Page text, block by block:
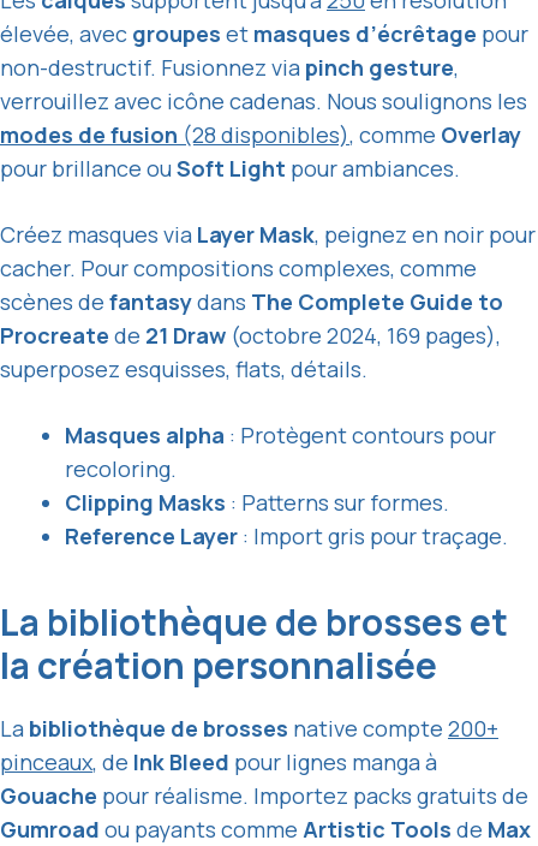
élevée, avec groupes et masques d’écrêtage pour
non-destructif. Fusionnez via pinch gesture,
verrouillez avec icône cadenas. Nous soulignons les
modes de fusion (28 disponibles), comme Overlay
pour brillance ouSoft Light pour ambiances.
Créez masques via Layer Mask, peignez en noir pour
cacher. Pour compositions complexes, comme
scènes de fantasydans The Complete Guide to
Procreate de 21 Draw (octobre 2024, 169 pages),
superposez esquisses, flats, détails.
Masques alpha : Protègent contours pour
recoloring.
Clipping Masks : Patterns sur formes.
Reference Layer : Import gris pour traçage.
La bibliothèque de brosses et
la création personnalisée
La bibliothèque de brosses native compte 200+
pinceaux, de Ink Bleed pour lignes manga à
Gouache pour réalisme. Importez packs gratuits de
Gumroad ou payants comme Artistic Tools de Max